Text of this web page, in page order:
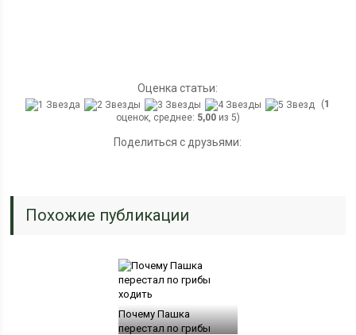
Оценка статьи:
(1
оценок, среднее: 5,00из 5)
Поделиться с друзьями:
Похожие публикации
Почему Пашка
перестал по грибы